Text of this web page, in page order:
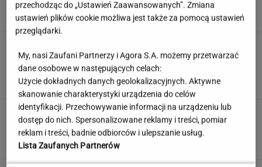
zagranicznym wyjazdem. O tym wiele osób
zapomina
MATERIAŁ PROMOCYJNY
Płacą absurdalny podatek. Ministerstwo
prawa nie zmieni
MATERIAŁ PROMOCYJNY
przechodząc do „Ustawień Zaawansowanych”. Zmiana
ustawień plików cookie możliwa jest także za pomocą ustawień
przeglądarki.
My, nasi Zaufani Partnerzy i Agora S.A. możemy przetwarzać
dane osobowe w następujących celach:
Użycie dokładnych danych geolokalizacyjnych. Aktywne
skanowanie charakterystyki urządzenia do celów
identyfikacji. Przechowywanie informacji na urządzeniu lub
dostęp do nich. Spersonalizowane reklamy i treści, pomiar
reklam i treści, badnie odbiorców i ulepszanie usług.
Lista Zaufanych Partnerów